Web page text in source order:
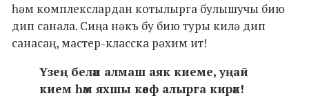
һәм комплекслардан котылырга булышучы бию
дип санала. Сиңа нәкъ бу бию туры килә дип
санасаң, мастер-класска рәхим ит!
Үзең белән алмаш аяк киеме, уңай
кием һәм яхшы кәеф алырга кирәк!